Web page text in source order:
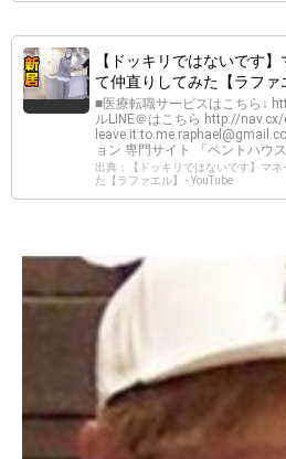
【ドッキリではないです
て仲直りしてみた【ラファ
■医療転職サービスはこちら↓
ルLINE＠はこちら http://
ョン 専門サイト 「ペントハウス
出典：【ドッキリではないです】マ
た【ラファエル】 - YouTube